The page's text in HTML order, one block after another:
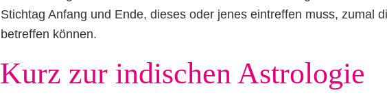
Stichtag Anfang und Ende, dieses oder jenes eintreffen muss, zumal
betreffen können.
Kurz zur indischen Astrologie